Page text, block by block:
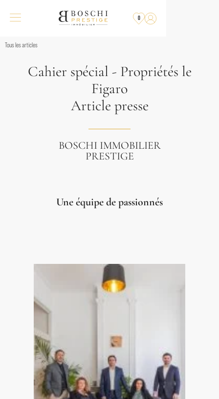
0
Tous les articles
Cahier spécial - Propriétés le
Figaro
Article presse
BOSCHI IMMOBILIER
PRESTIGE
Une équipe de passionnés